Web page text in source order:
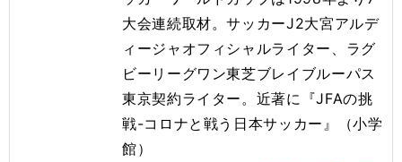
大会連続取材。サッカーJ2大宮アルデ
ィージャオフィシャルライター、ラグ
ビーリーグワン東芝ブレイブルーパス
東京契約ライター。近著に『JFAの挑
戦-コロナと戦う日本サッカー』（小学
館）